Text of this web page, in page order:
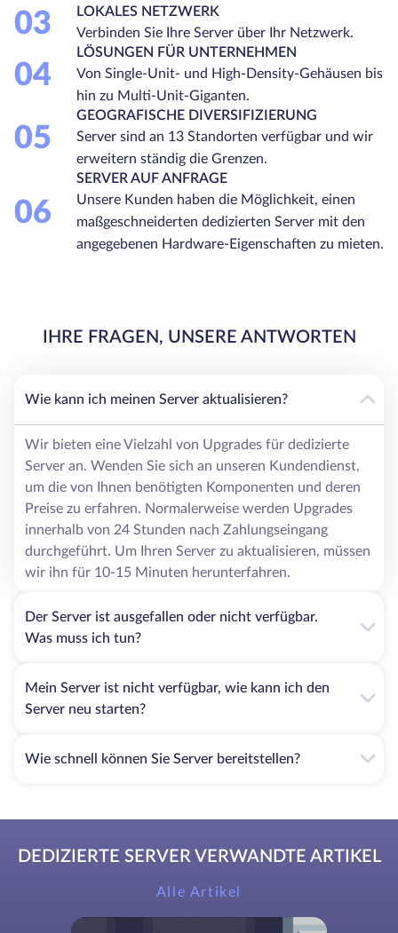
03
LOKALES NETZWERK
Verbinden Sie Ihre Server über Ihr Netzwerk.
04
LÖSUNGEN FÜR UNTERNEHMEN
Von Single-Unit- und High-Density-Gehäusen bis
hin zu Multi-Unit-Giganten.
05
GEOGRAFISCHE DIVERSIFIZIERUNG
Server sind an 13 Standorten verfügbar und wir
erweitern ständig die Grenzen.
06
SERVER AUF ANFRAGE
Unsere Kunden haben die Möglichkeit, einen
maßgeschneiderten dedizierten Server mit den
angegebenen Hardware-Eigenschaften zu mieten.
IHRE FRAGEN, UNSERE ANTWORTEN
Wie kann ich meinen Server aktualisieren?
Wir bieten eine Vielzahl von Upgrades für dedizierte
Server an. Wenden Sie sich an unseren Kundendienst,
um die von Ihnen benötigten Komponenten und deren
Preise zu erfahren. Normalerweise werden Upgrades
innerhalb von 24 Stunden nach Zahlungseingang
durchgeführt. Um Ihren Server zu aktualisieren, müssen
wir ihn für 10-15 Minuten herunterfahren.
Der Server ist ausgefallen oder nicht verfügbar.
Was muss ich tun?
Mein Server ist nicht verfügbar, wie kann ich den
Server neu starten?
Wie schnell können Sie Server bereitstellen?
DEDIZIERTE SERVER VERWANDTE ARTIKEL
Alle Artikel